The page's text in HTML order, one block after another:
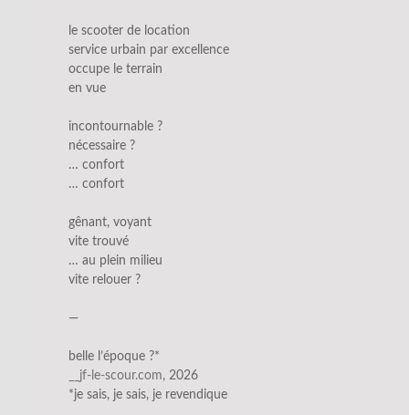
le scooter de location
service urbain par excellence
occupe le terrain
en vue
incontournable ?
nécessaire ?
… confort
… confort
gênant, voyant
vite trouvé
… au plein milieu
vite relouer ?
—
belle l’époque ?*
__jf-le-scour.com, 2026
*je sais, je sais, je revendique